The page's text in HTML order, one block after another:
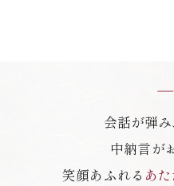
会話が弾み
中納言が
笑顔あふれる あ